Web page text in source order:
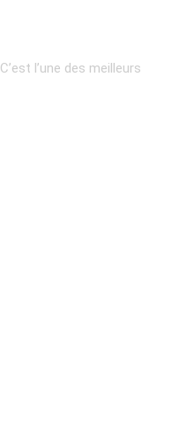
C’est l’une des meilleurs